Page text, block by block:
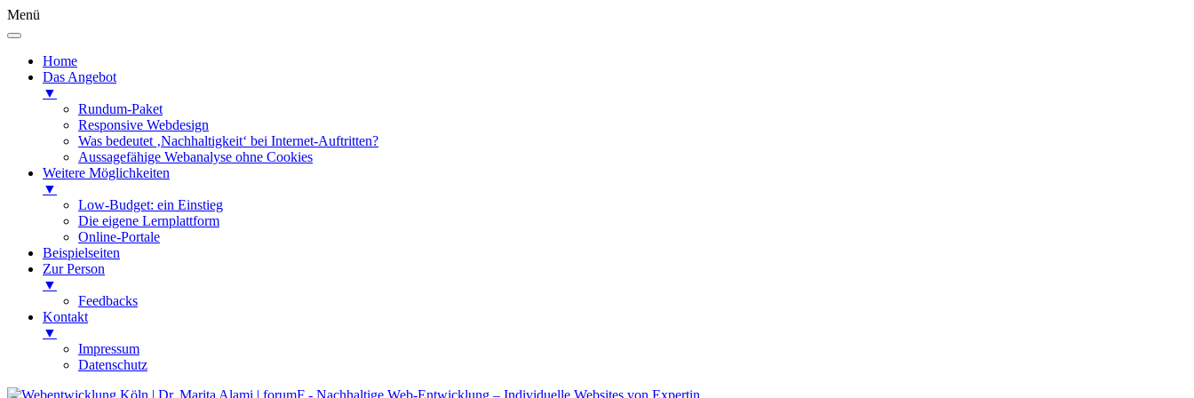
Menü
Home
Das Angebot
▼
Rundum-Paket
Responsive Webdesign
Was bedeutet ‚Nachhaltigkeit‘ bei Internet-Auftritten?
Aussagefähige Webanalyse ohne Cookies
Weitere Möglichkeiten
▼
Low-Budget: ein Einstieg
Die eigene Lernplattform
Online-Portale
Beispielseiten
Zur Person
▼
Feedbacks
Kontakt
▼
Impressum
Datenschutz